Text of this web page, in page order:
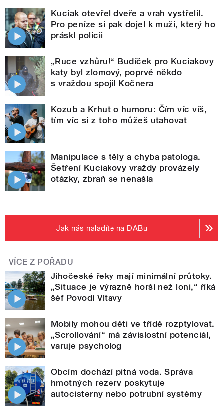
Kuciak otevřel dveře a vrah vystřelil.
Pro peníze si pak dojel k muži, který ho
práskl policii
„Ruce vzhůru!“ Budíček pro Kuciakovy
katy byl zlomový, poprvé někdo
s vraždou spojil Kočnera
Kozub a Krhut o humoru: Čím víc víš,
tím víc si z toho můžeš utahovat
Manipulace s těly a chyba patologa.
Šetření Kuciakovy vraždy provázely
otázky, zbraň se nenašla
Jak nás naladíte na DABu
VÍCE Z POŘADU
Jihočeské řeky mají minimální průtoky.
„Situace je výrazně horší než loni,“ říká
šéf Povodí Vltavy
Mobily mohou děti ve třídě rozptylovat.
„Scrollování“ má závislostní potenciál,
varuje psycholog
Obcím dochází pitná voda. Správa
hmotných rezerv poskytuje
autocisterny nebo potrubní systémy